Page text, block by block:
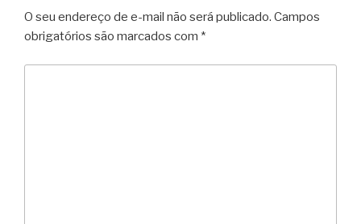
O seu endereço de e-mail não será publicado. Campos
obrigatórios são marcados com *